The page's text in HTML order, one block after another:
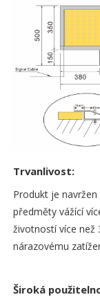
Trvanlivost:
Produkt je
předměty vážící
životností více
nárazovému
Široká